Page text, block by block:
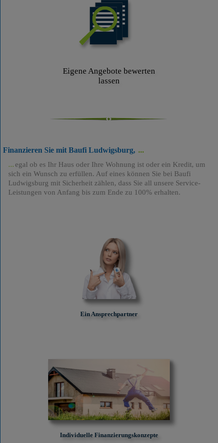
Eigene Angebote bewerten
lassen
Finanzieren Sie mit Baufi Ludwigsburg,
egal ob es Ihr Haus oder Ihre Wohnung ist oder ein Kredit, um
sich ein Wunsch zu erfüllen. Auf eines können Sie bei Baufi
Ludwigsburg mit Sicherheit zählen, dass Sie all unsere Service-
Leistungen von Anfang bis zum Ende zu 100% erhalten.
Ein Ansprechpartner
Individuelle Finanzierungskonzepte